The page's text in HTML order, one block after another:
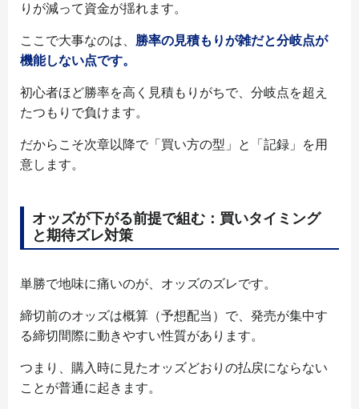
りが減って資金が揺れます。
ここで大事なのは、 勝率の見積もりが雑だと分岐点が
機能しない点です。
初心者ほど勝率を高く見積もりがちで、分岐点を超え
たつもりで負けます。
だからこそ次章以降で「買い方の型」と「記録」を用
意します。
オッズが下がる前提で組む：買いタイミング
と期待ズレ対策
単勝で地味に痛いのが、オッズのズレです。
締切前のオッズは概算（予想配当）で、発売が集中す
る締切間際に動きやすい性質があります。
つまり、購入時に見たオッズどおりの払戻にならない
ことが普通に起きます。